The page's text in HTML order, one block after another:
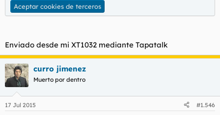
Aceptar cookies de terceros
Enviado desde mi XT1032 mediante Tapatalk
curro jimenez
Muerto por dentro
17 Jul 2015 #1.546